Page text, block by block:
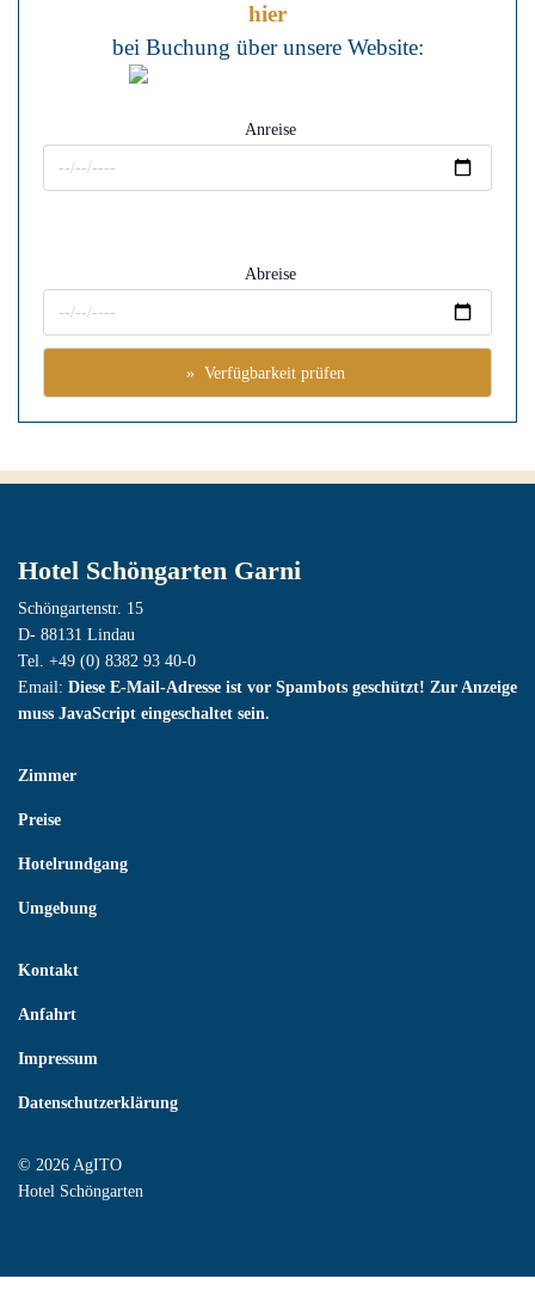
hier
bei Buchung über unsere Website:
Anreise
Abreise
Hotel Schöngarten Garni
Schöngartenstr. 15
D- 88131 Lindau
Tel. +49 (0) 8382 93 40-0
Email: Diese E-Mail-Adresse ist vor Spambots geschützt! Zur Anzeige
muss JavaScript eingeschaltet sein.
Zimmer
Preise
Hotelrundgang
Umgebung
Kontakt
Anfahrt
Impressum
Datenschutzerklärung
© 2026 AgITO
Hotel Schöngarten